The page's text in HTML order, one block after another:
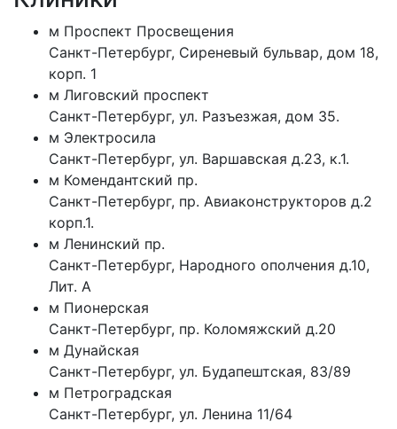
м Проспект Просвещения
Санкт-Петербург, Сиреневый бульвар, дом 18,
корп. 1
м Лиговский проспект
Санкт-Петербург, ул. Разъезжая, дом 35.
м Электросила
Санкт-Петербург, ул. Варшавская д.23, к.1.
м Комендантский пр.
Санкт-Петербург, пр. Авиаконструкторов д.2
корп.1.
м Ленинский пр.
Санкт-Петербург, Народного ополчения д.10,
Лит. А
м Пионерская
Санкт-Петербург, пр. Коломяжский д.20
м Дунайская
Санкт-Петербург, ул. Будапештская, 83/89
м Петроградская
Санкт-Петербург, ул. Ленина 11/64